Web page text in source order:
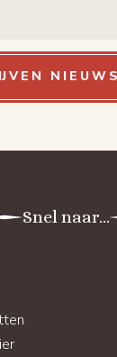
Snel naar...